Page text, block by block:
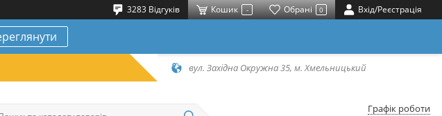
3283 Відгуків Кошик - Обрані 0 Вхід/Реєстрація
вул. Західна Окружна 35, м. Хмельницький
Графік роботи